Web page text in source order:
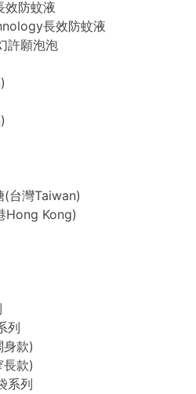
效防蚊液
長效防蚊液
許願泡泡
(台灣Taiwan)
Hong Kong)
列
身款)
長款)
系列